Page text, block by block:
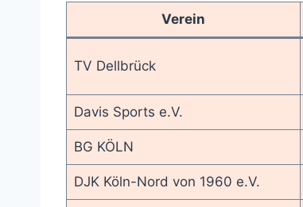
Verein
TV Dellbrück
Davis Sports e.V.
BG KÖLN
DJK Köln-Nord von 1960 e.V.